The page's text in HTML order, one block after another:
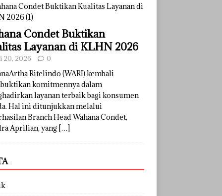
Condet Buktikan
Layanan di KLHN 2026
20, 2026 0
Ritelindo (WARI) kembali
komitmennya dalam
layanan terbaik bagi konsumen
Hal ini ditunjukkan melalui
Branch Head Wahana Condet,
Aprilian, yang […]